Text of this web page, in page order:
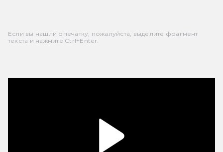
Если вы нашли опечатку, пожалуйста, выделите фрагмент
текста и нажмите Ctrl+Enter.